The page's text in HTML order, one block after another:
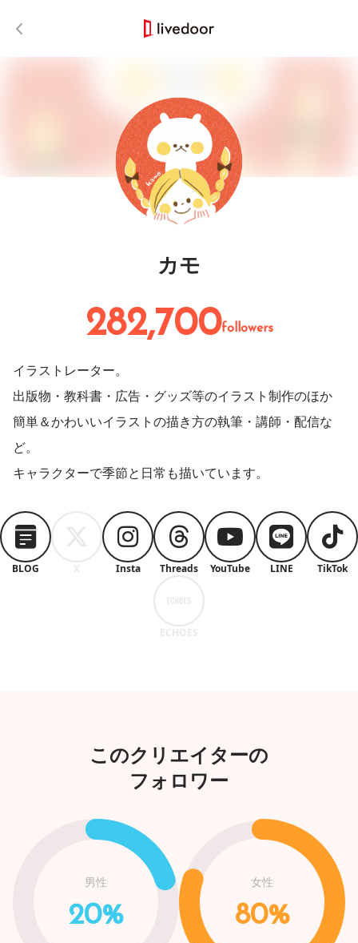
カモ
282,700followers
イラストレーター。
出版物・教科書・広告・グッズ等のイラスト制作のほか
簡単＆かわいいイラストの描き方の執筆・講師・配信な
ど。
キャラクターで季節と日常も描いています。
BLOG Insta Threads YouTube LINE TikTok
このクリエイターの
フォロワー
男性
20%
女性
80%